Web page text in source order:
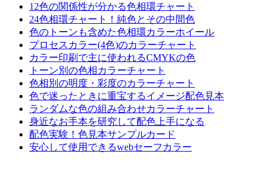
12色の関係性が分かる色相環チャート
24色相環チャート！純色とその中間色
色のトーンも含めた色相環カラーホイール
プロセスカラー(4色)のカラーチャート
カラー印刷で主に使われるCMYKの色
トーン別の色相カラーチャート
色相別の明度・彩度のカラーチャート
色で迷ったときに重宝するイメージ配色見本
ランダムな色の組み合わせカラーチャート
身近なお手本を研究して配色上手になる
配色実験！色見本サンプルカード
安心して使用できるwebセーフカラー